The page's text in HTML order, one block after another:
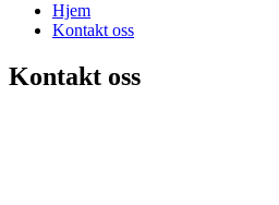
Hjem
Kontakt oss
Kontakt oss